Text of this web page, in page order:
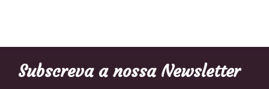
Subscreva a nossa Newsletter